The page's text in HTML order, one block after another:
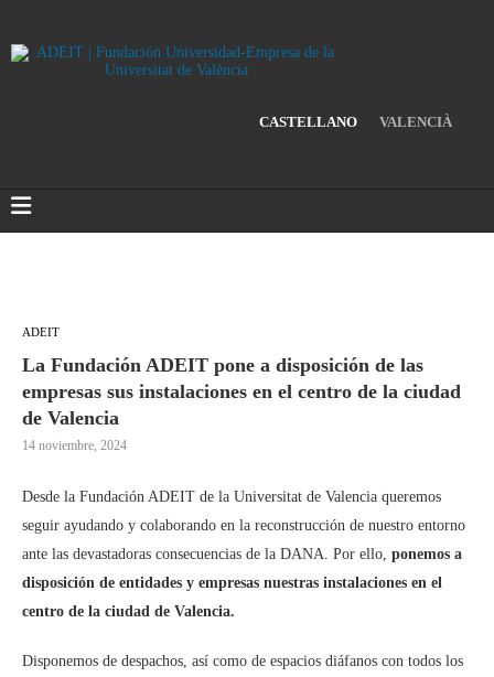
CASTELLANO VALENCIÀ
ADEIT
La Fundación ADEIT pone a disposición de las
empresas sus instalaciones en el centro de la ciudad
de Valencia
14 noviembre, 2024
Desde la Fundación ADEIT de la Universitat de Valencia queremos
seguir ayudando y colaborando en la reconstrucción de nuestro entorno
ante las devastadoras consecuencias de la DANA. Por ello, ponemos a
disposición de entidades y empresas nuestras instalaciones en el
centro de la ciudad de Valencia.
Disponemos de despachos, así como de espacios diáfanos con todos los